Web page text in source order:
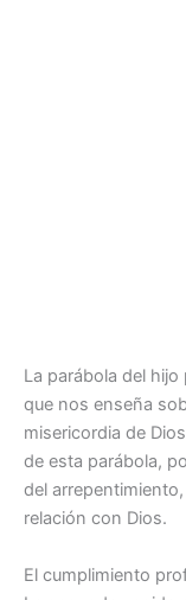
La parábola del
que nos enseña
misericordia de
de esta parábola,
del
relación con Dios.
El cumplimiento